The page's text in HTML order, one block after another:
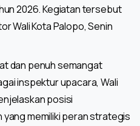
2026. Kegiatan tersebut
Wali Kota Palopo, Senin
dan penuh semangat
inspektur upacara, Wali
posisi
memiliki peran strategis